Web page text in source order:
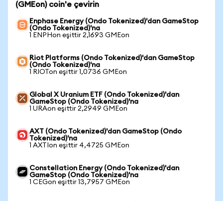
(GMEon) coin'e çevirin
Enphase Energy (Ondo Tokenized)'dan GameStop
(Ondo Tokenized)'na
1 ENPHon eşittir 2,1693 GMEon
Riot Platforms (Ondo Tokenized)'dan GameStop
(Ondo Tokenized)'na
1 RIOTon eşittir 1,0736 GMEon
Global X Uranium ETF (Ondo Tokenized)'dan
GameStop (Ondo Tokenized)'na
1 URAon eşittir 2,2949 GMEon
AXT (Ondo Tokenized)'dan GameStop (Ondo
Tokenized)'na
1 AXTIon eşittir 4,4725 GMEon
Constellation Energy (Ondo Tokenized)'dan
GameStop (Ondo Tokenized)'na
1 CEGon eşittir 13,7957 GMEon